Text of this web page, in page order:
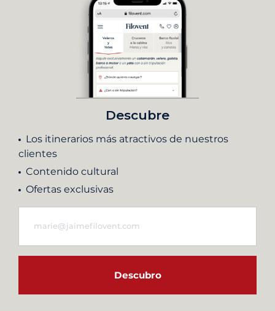
Descubre
Los itinerarios más atractivos de nuestros
clientes
Contenido cultural
Ofertas exclusivas
Descubro